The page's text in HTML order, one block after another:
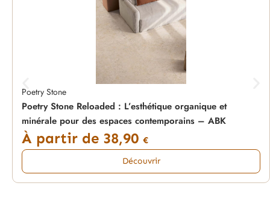
Poetry Stone
Poetry Stone Reloaded : L’esthétique organique et
minérale pour des espaces contemporains – ABK
À partir de 38,90 €
Découvrir